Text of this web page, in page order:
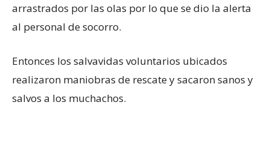
arrastrados por las olas por lo que se dio la alerta
al personal de socorro.
Entonces los salvavidas voluntarios ubicados
realizaron maniobras de rescate y sacaron sanos y
salvos a los muchachos.